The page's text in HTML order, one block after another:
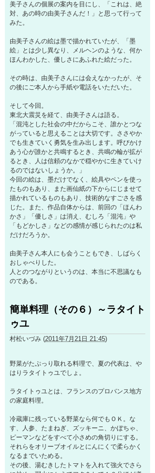
美子さんの個展の案内を目にし、「これは、絶
対、あの時の由美子さんだ！」と思って行って
みた。
由美子さんの絵は墨で描かれていたが、「墨
絵」とは少し異なり、メルヘンのような、何か
ほんわかした、優しさにあふれた絵だった。
その時は、由美子さんには会えなかったが、そ
の後にご本人から手紙や電話をいただいた。
そして今回。
東北大震災を経て、由美子さんは語る。
「混沌とした社会の中だからこそ、誰かとつな
がっていると思えることは大切です。ささやか
でも生きていく勇気を生み出します。呼びかけ
あう心が誰かと共鳴するとき、共鳴の輪が拡が
るとき、人は信頼のなかで穏やかに生きていけ
るのではないしょうか。」
今回の絵は、墨だけでなく、絵具やペンを使っ
たものもあり、また画仙紙の下からにじませて
描かれているものもあり、技術的なすごさを感
じた。また、作品自体からは、前回の「ほんわ
かさ」「優しさ」は消え、むしろ「混沌」や
「もどかしさ」などの感情が感じられたのは私
だけだろうか。
由美子さん本人にも会うこともでき、しばらく
おしゃべりした。
人とのつながりというのは、本当に不思議なも
のである。
簡単料理（その６）～ラタイト
ゥユ
村松いづみ (2011年7月21日 21:45)
野菜がたぷっり取れる料理で、夏の代表は、や
はりラタイトゥユでしょ。
ラタイトゥユとは、フランスのプロバンス地方
の家庭料理。
冷蔵庫に残っている野菜なら何でもＯＫ。な
す、人参、たまねぎ、ズッキーニ、かぼちゃ、
ピーマンなどをすべて小さめの角切りにする。
それらをオリーブオイルとにんにくで柔らかく
なるまでいためる。
その後、湯むきしたトマトを入れて強火でさら